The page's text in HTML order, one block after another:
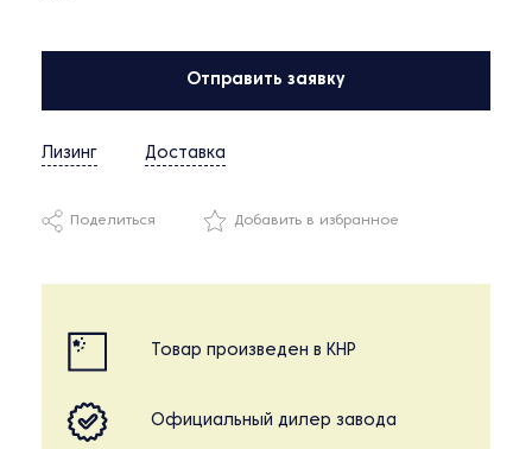
Отправить заявку
Лизинг Доставка
Поделиться Добавить в избранное
Товар произведен в КНР
Официальный дилер завода